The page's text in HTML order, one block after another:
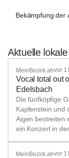
Bekämpfung der
Aktuelle
MeinBezirk.at•vor 1
Vocal total out
Edelsbach
Die fünfköpfige
Kapfenstein und
Aigen bestreiten
ein Konzert in
MeinBezirk.at•vor 1